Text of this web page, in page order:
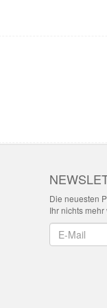
Die neuesten
Ihr nichts mehr
Newsletter